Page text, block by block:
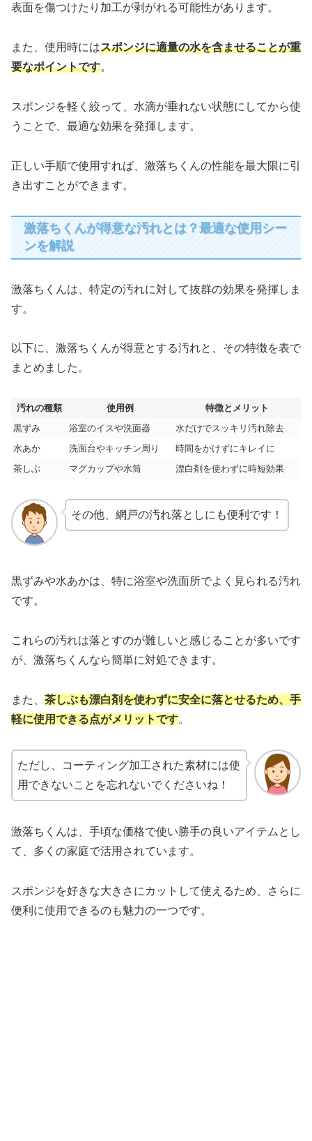
表面を傷つけたり加工が剥がれる可能性があります。
また、使用時にはスポンジに適量の水を含ませることが重
要なポイントです。
スポンジを軽く絞って、水滴が垂れない状態にしてから使
うことで、最適な効果を発揮します。
正しい手順で使用すれば、激落ちくんの性能を最大限に引
き出すことができます。
激落ちくんが得意な汚れとは？最適な使用シー
ンを解説
激落ちくんは、特定の汚れに対して抜群の効果を発揮しま
す。
以下に、激落ちくんが得意とする汚れと、その特徴を表で
まとめました。
汚れの種類 使用例
特徴とメリット
黒ずみ
浴室のイスや洗面器
水だけでスッキリ汚れ除去
水あか
洗面台やキッチン周り
時間をかけずにキレイに
茶しぶ
マグカップや水筒 漂白剤を使わずに時短効果
その他、網戸の汚れ落としにも便利です！
黒ずみや水あかは、特に浴室や洗面所でよく見られる汚れ
です。
これらの汚れは落とすのが難しいと感じることが多いです
が、激落ちくんなら簡単に対処できます。
また、 茶しぶも漂白剤を使わずに安全に落とせるため、手
軽に使用できる点がメリットです。
ただし、コーティング加工された素材には使
用できないことを忘れないでくださいね！
激落ちくんは、手頃な価格で使い勝手の良いアイテムとし
て、多くの家庭で活用されています。
スポンジを好きな大きさにカットして使えるため、さらに
便利に使用できるのも魅力の一つです。